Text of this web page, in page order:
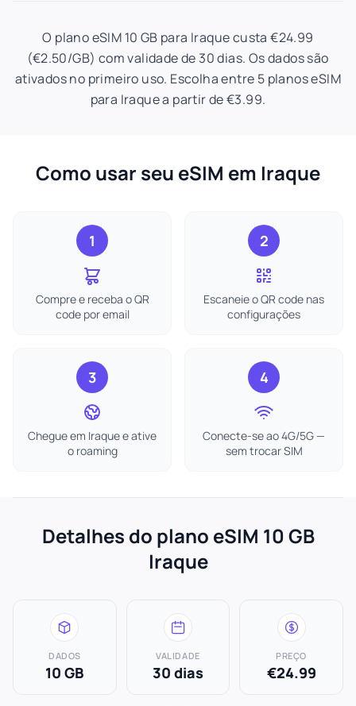
O plano eSIM 10 GB para Iraque custa €24.99
(€2.50/GB) com validade de 30 dias. Os dados são
ativados no primeiro uso. Escolha entre 5 planos eSIM
para Iraque a partir de €3.99.
Como usar seu eSIM em Iraque
1
Compre e receba o QR
code por email
2
Escaneie o QR code nas
configurações
3
Chegue em Iraque e ative
o roaming
4
Conecte-se ao 4G/5G —
sem trocar SIM
Detalhes do plano eSIM 10 GB
Iraque
DADOS
10 GB
VALIDADE
30 dias
PREÇO
€24.99